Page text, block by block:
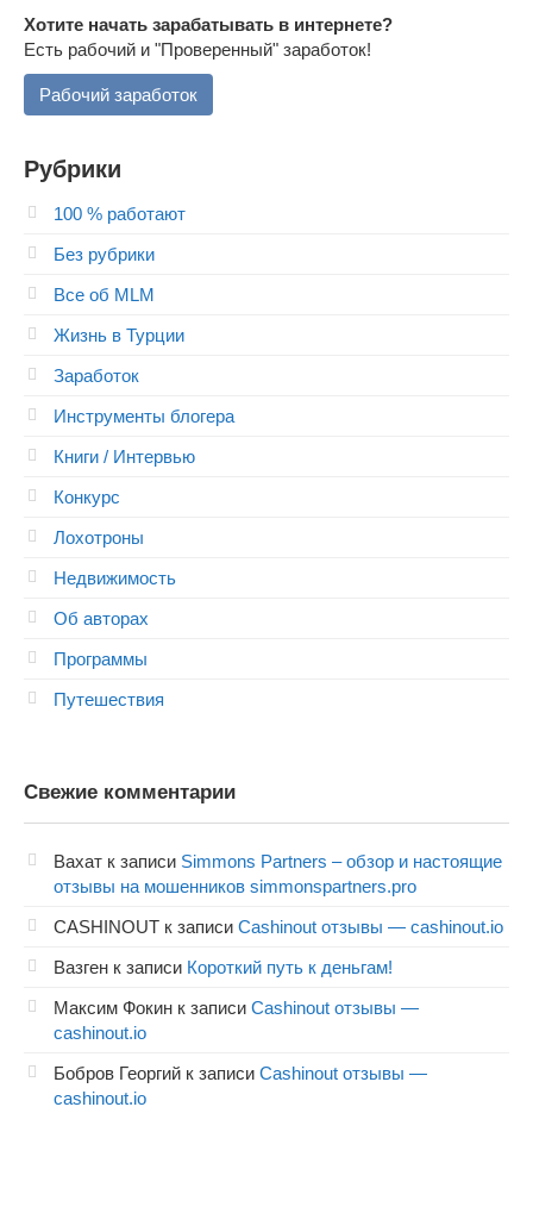
Хотите начать зарабатывать в интернете?
Есть рабочий и "Проверенный" заработок!
Рабочий заработок
Рубрики
100 % работают
Без рубрики
Все об MLM
Жизнь в Турции
Заработок
Инструменты блогера
Книги / Интервью
Конкурс
Лохотроны
Недвижимость
Об авторах
Программы
Путешествия
Свежие комментарии
Вахат к записи Simmons Partners – обзор и настоящие
отзывы на мошенников simmonspartners.pro
CASHINOUT к записи Cashinout отзывы — cashinout.io
Вазген к записи Короткий путь к деньгам!
Максим Фокин к записи Cashinout отзывы —
cashinout.io
Бобров Георгий к записи Cashinout отзывы —
cashinout.io